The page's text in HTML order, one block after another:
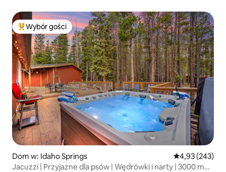
Najpopularniejsze z kategorii Wybór gości
Wybór gości
Dom w: Idaho Springs Średnia
4,93 (243)
Jacuzzi | Przyjazne dla psów | Wędrówki i narty | 3000 m